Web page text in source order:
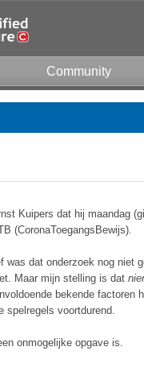
Community
Kuipers dat hij maandag
(CoronaToegangsBewijs).
dat onderzoek nog niet
Maar mijn stelling is dat
bekende factoren
spelregels voortdurend.
onmogelijke opgave is.